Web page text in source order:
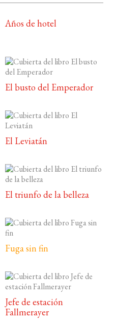
Años de hotel
El busto del Emperador
El Leviatán
El triunfo de la belleza
Fuga sin fin
Jefe de estación
Fallmerayer